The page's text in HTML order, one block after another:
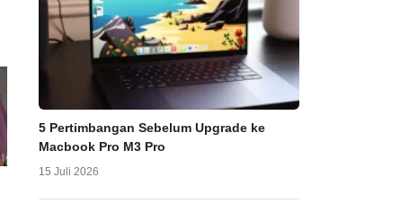
5 Pertimbangan Sebelum Upgrade ke
Macbook Pro M3 Pro
15 Juli 2026